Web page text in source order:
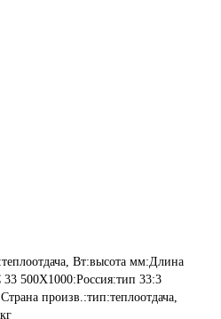
Вт:высота мм:Длина
500X1000:Россия:тип 33:3
произв.:тип:теплоотдача,